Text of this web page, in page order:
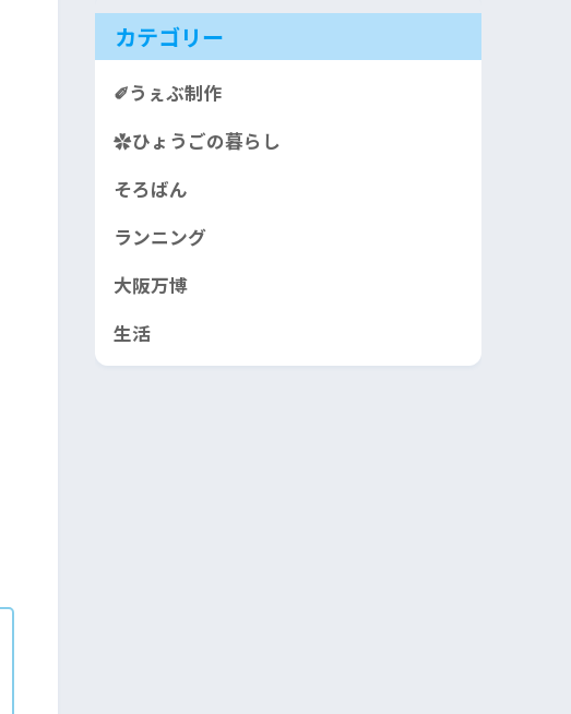
カテゴリー
✐うぇぶ制作
✿ひょうごの暮らし
そろばん
ランニング
大阪万博
生活